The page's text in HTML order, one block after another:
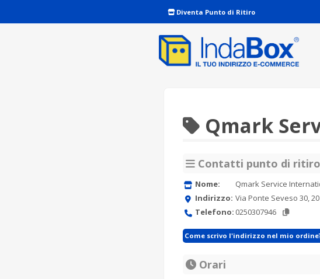
Diventa Punto di Ritiro
Qmark
Contatti punto di ritiro
Nome:
Qmark Service
Indirizzo: Via Ponte Seveso 30,
Telefono: 0250307946
Come scrivo l'indirizzo nel mio
Orari